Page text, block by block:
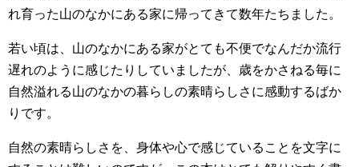
れ育った山のなかにある家に帰ってきて数年たちました。
若い頃は、山のなかにある家がとても不便でなんだか流行
遅れのように感じたりしていましたが、歳をかさねる毎に
自然溢れる山のなかの暮らしの素晴らしさに感動するばか
りです。
自然の素晴らしさを、身体や心で感じていることを文字に